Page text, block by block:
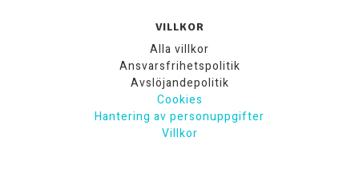
VILLKOR
Alla villkor
Ansvarsfrihetspolitik
Avslöjandepolitik
Cookies
Hantering av personuppgifter
Villkor